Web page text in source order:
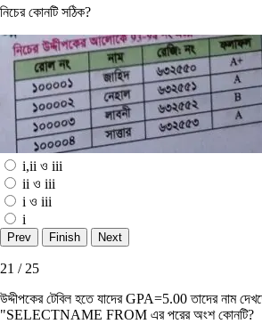
নিচের কোনটি সঠিক?
i,ii ও iii
ii ও iii
i ও iii
i
21 / 25
উদ্দীপকের টেবিল হতে যাদের GPA=5.00 তাদের নাম
"SELECTNAME FROM এর পরের অংশ কোনটি?